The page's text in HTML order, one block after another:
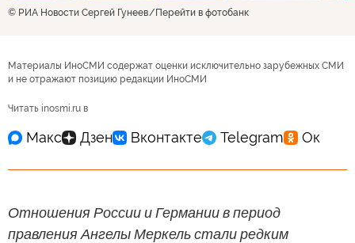
© РИА Новости Сергей Гунеев Перейти в фотобанк
Материалы ИноСМИ содержат оценки исключительно зарубежных СМИ
и не отражают позицию редакции ИноСМИ
Читать inosmi.ru в
Отношения России и Германии в период
правления Ангелы Меркель стали редким